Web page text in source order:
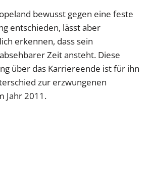
bewusst gegen eine feste
entschieden, lässt aber
erkennen, dass sein
Zeit ansteht. Diese
über das Karriereende ist für ihn
zur erzwungenen
Jahr 2011.